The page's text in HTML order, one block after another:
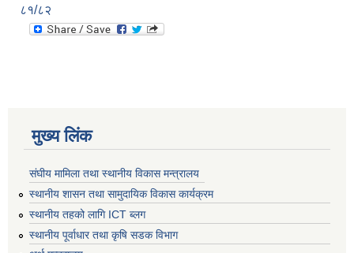
८१/८२
मुख्य लिंक
संघीय मामिला तथा स्थानीय विकास मन्त्रालय
स्थानीय शासन तथा सामुदायिक विकास कार्यक्रम
स्थानीय तहको लागि ICT ब्लग
स्थानीय पूर्वाधार तथा कृषि सडक विभाग